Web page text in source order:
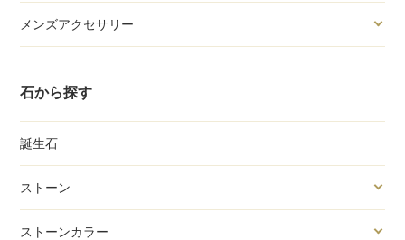
メンズアクセサリー
石から探す
誕生石
ストーン
ストーンカラー